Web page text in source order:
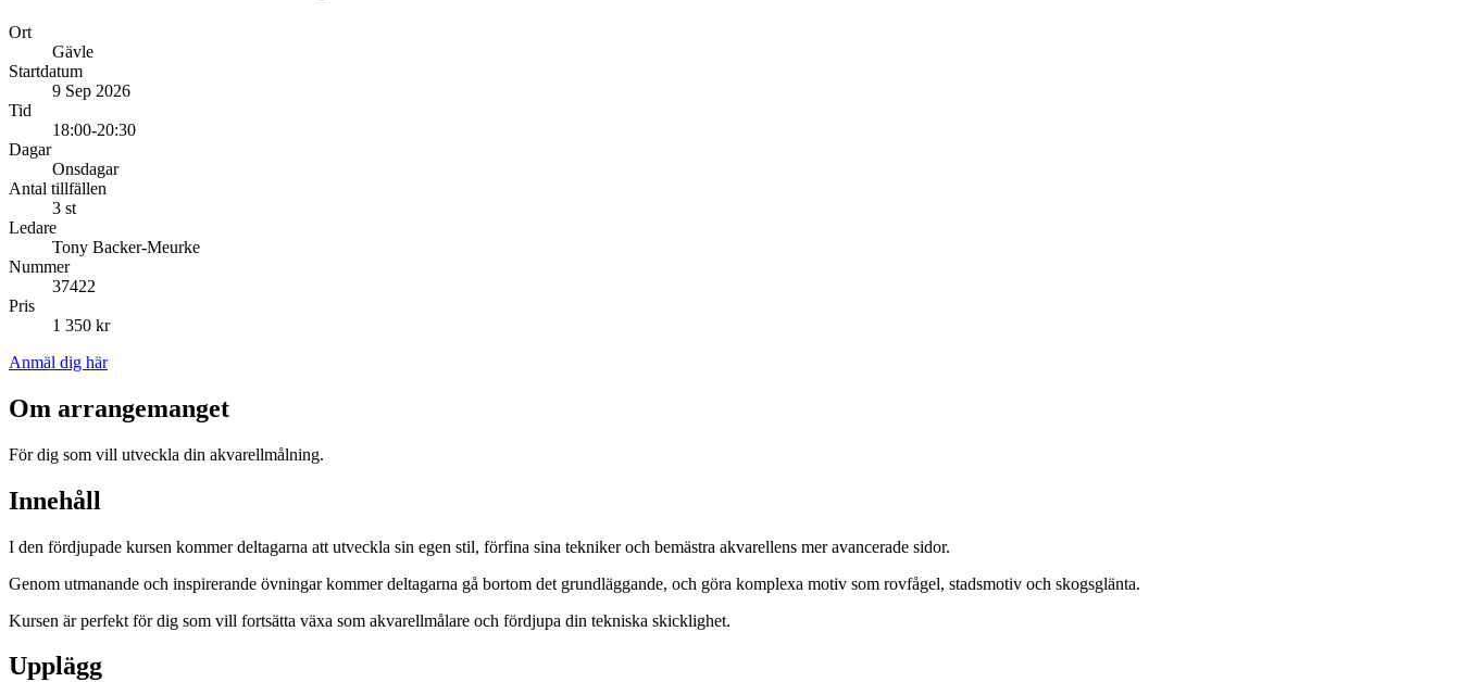
Ort
Gävle
Startdatum
9 Sep 2026
Tid
18:00-20:30
Dagar
Onsdagar
Antal tillfällen
3 st
Ledare
Tony Backer-Meurke
Nummer
37422
Pris
1 350 kr
Anmäl dig här
Om arrangemanget
För dig som vill utveckla din akvarellmålning.
Innehåll
I den fördjupade kursen kommer deltagarna att utveckla sin egen stil, förfina sina tekniker och bemästra akvarellens mer avancerade sidor.
Genom utmanande och inspirerande övningar kommer deltagarna gå bortom det grundläggande, och göra komplexa motiv som rovfågel, stadsmotiv och skogsglänta.
Kursen är perfekt för dig som vill fortsätta växa som akvarellmålare och fördjupa din tekniska skicklighet.
Upplägg